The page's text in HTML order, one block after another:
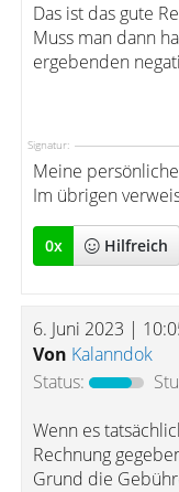
Das ist das gute
Muss man dann
ergebenden
Signatur:
Meine
Im übrigen
0x Hilfreich
6. Juni 2023 |
Von Kalanndok
Status:
Wenn es
Rechnung
Grund die